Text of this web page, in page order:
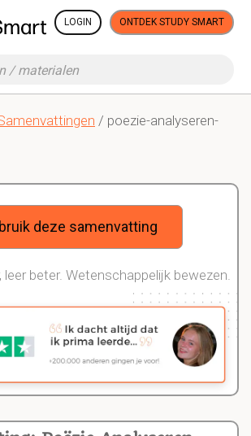
LOGIN ONTDEK STUDY SMART
/ poezie-analyseren-
deze samenvatting
leer beter. Wetenschappelijk bewezen.